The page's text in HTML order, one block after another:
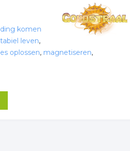
komen
leven,
oplossen, magnetiseren,